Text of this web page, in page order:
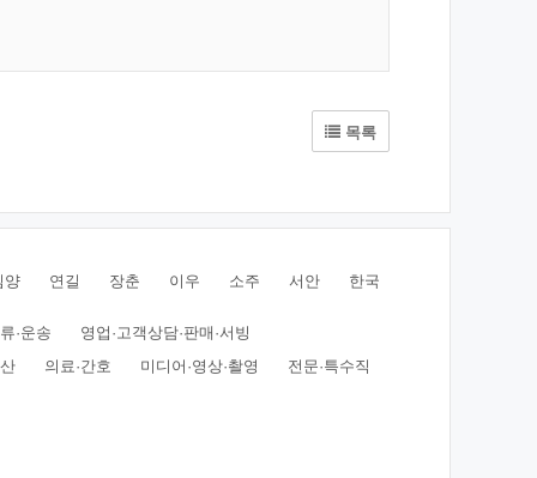
목록
양 연길 장춘 이우 소주 서안 한국
·운송
영업·고객상담·판매·서빙
의료·간호 미디어·영상·촬영 전문·특수직